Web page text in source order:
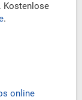
Kostenlose
.
online